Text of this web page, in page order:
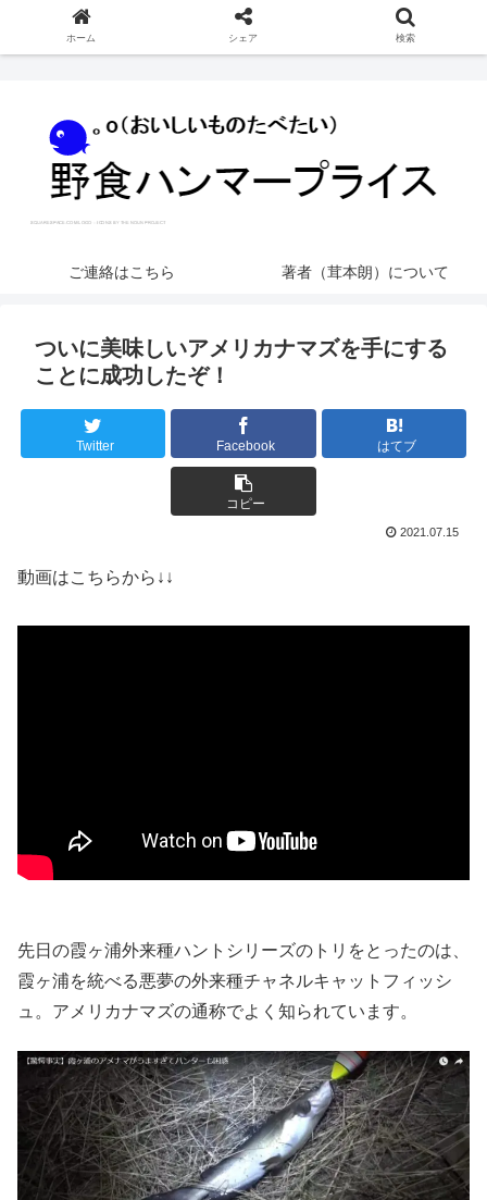
ご連絡はこちら 著者（茸本朗）について
ついに美味しいアメリカナマズを手にする
ことに成功したぞ！
Twitter Facebook はてブ
コピー
2021.07.15
動画はこちらから↓↓
先日の霞ヶ浦外来種ハントシリーズのトリをとったのは、
霞ヶ浦を統べる悪夢の外来種チャネルキャットフィッシ
ュ。アメリカナマズの通称でよく知られています。
ホーム シェア 検索